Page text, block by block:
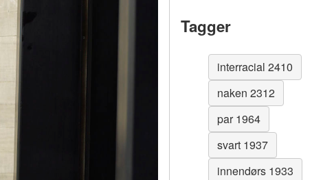
Tagger
interracial 2410
naken 2312
par 1964
svart 1937
innendørs 1933